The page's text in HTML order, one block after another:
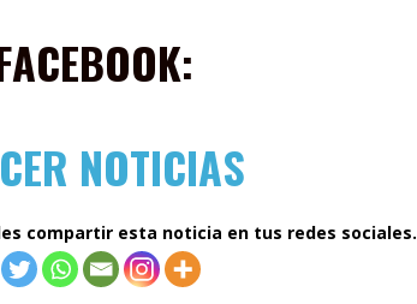
ACEBOOK:
NOTICIAS
compartir esta noticia en tus redes sociales.